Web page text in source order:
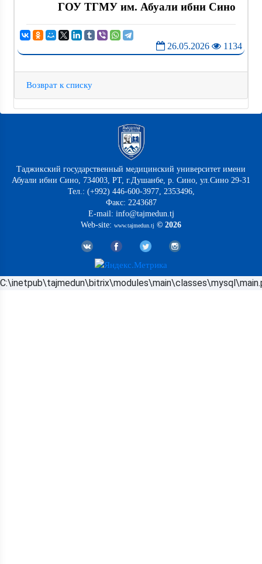
ГОУ ТГМУ им. Абуали ибни Сино
26.05.2026 1134
Возврат к списку
Таджикский государственный медицинский университет имени
Абуали ибни Сино, 734003, РТ, г.Душанбе, р. Сино, ул.Сино 29-31
Тел.: (+992) 446-600-3977, 2353496,
Факс: 2243687
E-mail: info@tajmedun.tj
Web-site: www.tajmedun.tj © 2026